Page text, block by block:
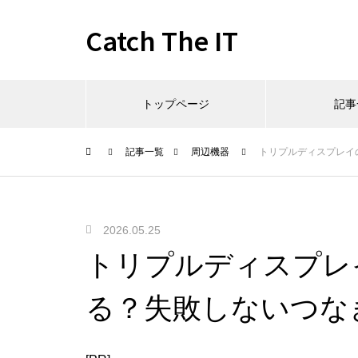
Catch The IT
トップページ 記
記事一覧 周辺機器 トリプルディスプレ
2026.05.25
トリプルディスプ
る？失敗しないつ